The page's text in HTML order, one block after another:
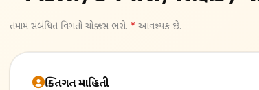
તમામ સંબંધિત વિગતો ચોક્કસ ભરો. * આવશ્યક છે.
વ્યક્તિગત માહિતી